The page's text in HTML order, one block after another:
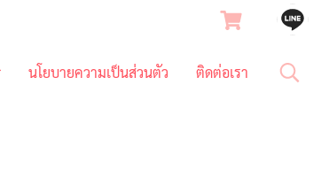
นโยบายความเป็นส่วนตัว ติดต่อเรา